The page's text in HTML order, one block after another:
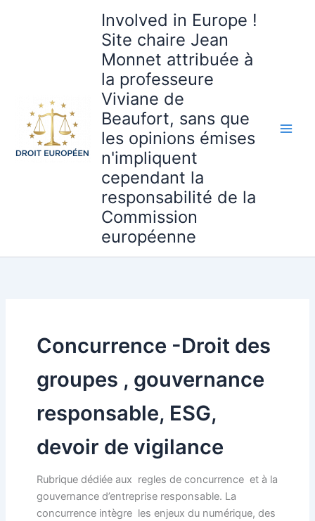
Involved in Europe !
Site chaire Jean
Monnet attribuée à
la professeure
Viviane de
Beaufort, sans que
les opinions émises
n'impliquent
cependant la
responsabilité de la
Commission
européenne
Concurrence -Droit des
groupes , gouvernance
responsable, ESG,
devoir de vigilance
Rubrique dédiée aux regles de concurrence et à la
gouvernance d’entreprise responsable. La
concurrence intègre les enjeux du numérique, des